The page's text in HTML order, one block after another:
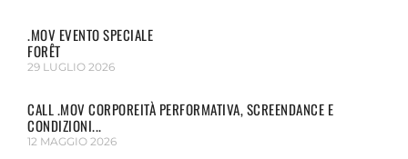
.MOV EVENTO SPECIALE
FORÊT
29 LUGLIO 2026
CALL .MOV CORPOREITÀ PERFORMATIVA, SCREENDANCE E
CONDIZIONI...
12 MAGGIO 2026